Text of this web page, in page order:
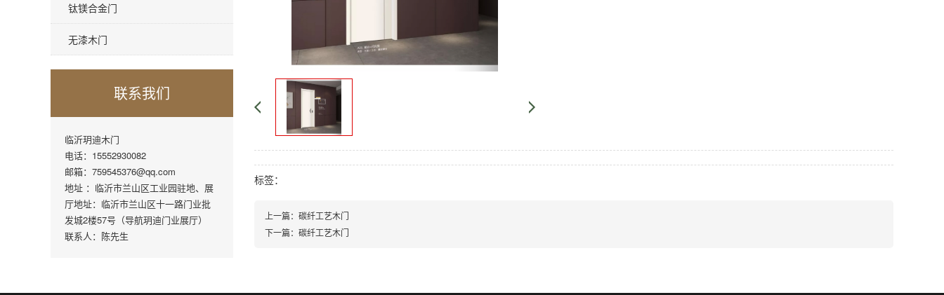
钛镁合金门
无漆木门
联系我们
临沂玥迪木门
电话：15552930082
邮箱：759545376@qq.com
地址 ：临沂市兰山区工业园驻地、展
厅地址：临沂市兰山区十一路门业批
发城2楼57号（导航玥迪门业展厅）
联系人：陈先生
标签：
上一篇： 碳纤工艺木门
下一篇： 碳纤工艺木门